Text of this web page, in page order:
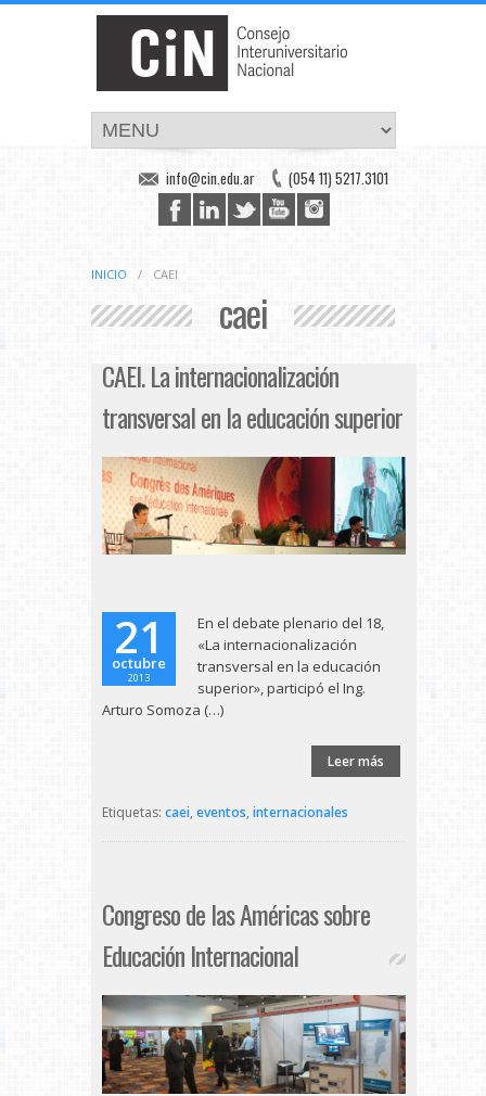
(054 11) 5217.3101
info@cin.edu.ar
INICIO / CAEI
caei
CAEI. La internacionalización
transversal en la educación superior
21
octubre
2013
En el debate plenario del 18,
«La internacionalización
transversal en la educación
superior», participó el Ing.
Arturo Somoza (…)
Leer más
Etiquetas: caei, eventos, internacionales
Congreso de las Américas sobre
Educación Internacional